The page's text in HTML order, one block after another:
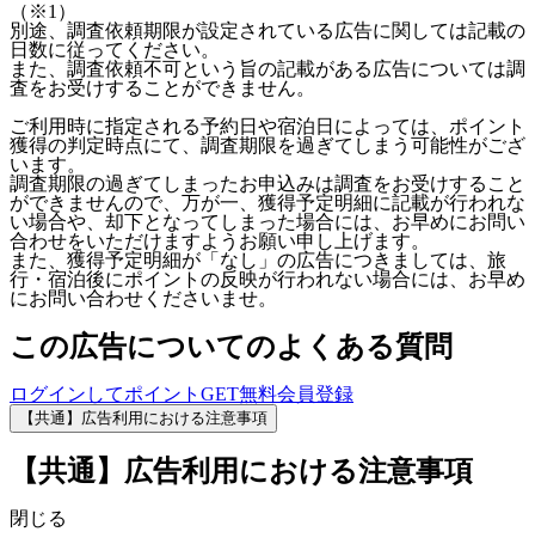
（※1）
別途、調査依頼期限が設定されている広告に関しては記載の
日数に従ってください。
また、調査依頼不可という旨の記載がある広告については調
査をお受けすることができません。
ご利用時に指定される予約日や宿泊日によっては、ポイント
獲得の判定時点にて、調査期限を過ぎてしまう可能性がござ
います。
調査期限の過ぎてしまったお申込みは調査をお受けすること
ができませんので、万が一、獲得予定明細に記載が行われな
い場合や、却下となってしまった場合には、お早めにお問い
合わせをいただけますようお願い申し上げます。
また、獲得予定明細が「なし」の広告につきましては、旅
行・宿泊後にポイントの反映が行われない場合には、お早め
にお問い合わせくださいませ。
この広告についてのよくある質問
ログインしてポイントGET無料会員登録
【共通】広告利用における注意事項
【共通】広告利用における注意事項
閉じる